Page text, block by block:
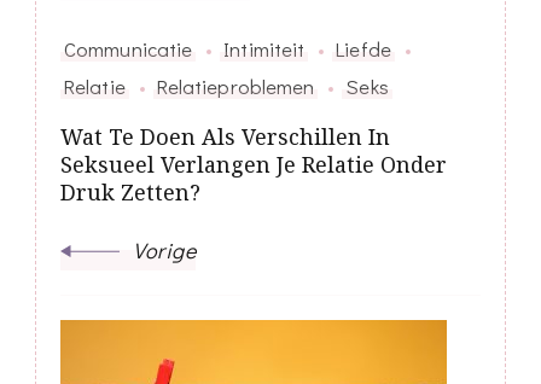
Communicatie Intimiteit
Liefde
Relatie
Relatieproblemen Seks
Wat Te Doen Als Verschillen In
Seksueel Verlangen Je Relatie Onder
Druk Zetten?
Vorige